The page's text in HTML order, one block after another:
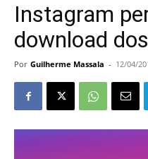
Instagram
download
Por Guilherme Massala - 12/04/